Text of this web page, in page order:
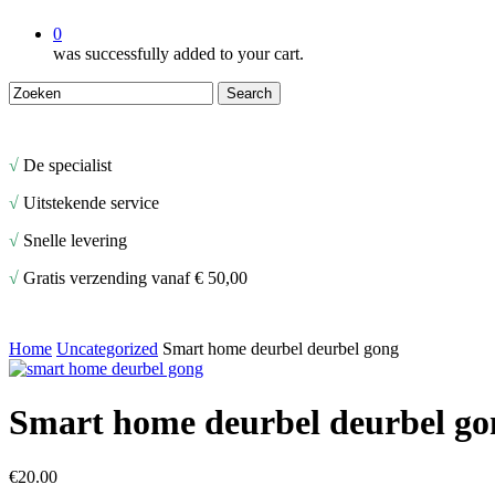
0
was successfully added to your cart.
Search
√ De specialist
√ Uitstekende service
√ Snelle levering
√ Gratis verzending vanaf € 50,00
Home Uncategorized Smart home deurbel deurbel gong
Smart home deurbel deurbel
€20.00